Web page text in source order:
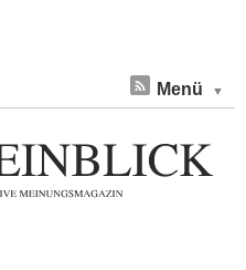
Menü